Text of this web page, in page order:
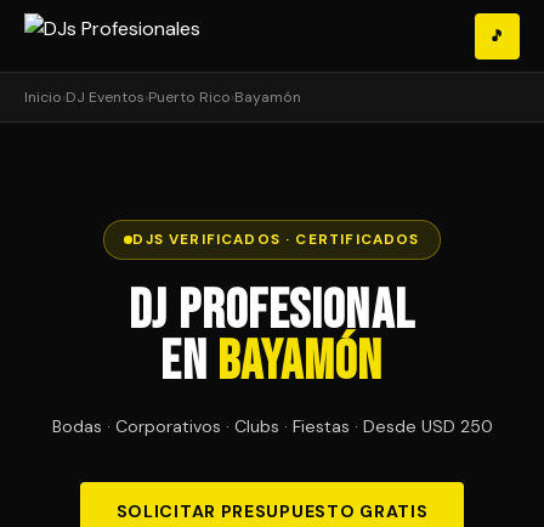
🎵
Inicio›DJ Eventos›Puerto Rico›Bayamón
DJS VERIFICADOS · CERTIFICADOS
DJ Profesional
en Bayamón
Bodas · Corporativos · Clubs · Fiestas · Desde USD 250
SOLICITAR PRESUPUESTO GRATIS